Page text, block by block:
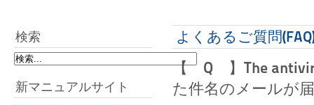
検索
新マニュアルサイト
よくあるご質問
【 Q 】The
た件名のメールが